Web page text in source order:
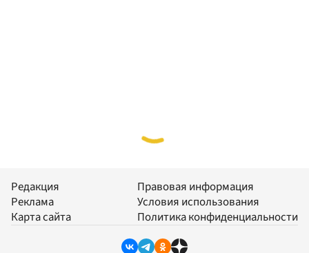
Редакция
Реклама
Карта сайта
Правовая информация
Условия использования
Политика конфиденциальности